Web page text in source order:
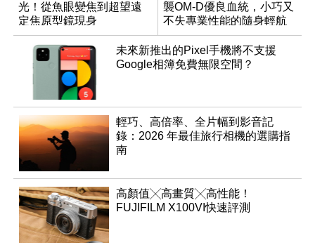
光！從魚眼變焦到超望遠
定焦原型鏡現身
襲OM-D優良血統，小巧又
不失專業性能的隨身輕航
機
未來新推出的Pixel手機將不支援
Google相簿免費無限空間？
輕巧、高倍率、全片幅到影音記
錄：2026 年最佳旅行相機的選購指
南
高顏值╳高畫質╳高性能！
FUJIFILM X100VI快速評測